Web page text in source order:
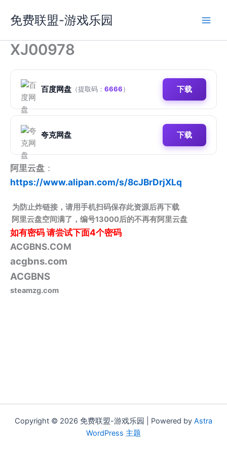
容
免费联盟-游戏乐园
XJ00978
百度网盘 （提取码： 6666） 下载
夸克网盘 下载
阿里云盘 ：
https://www.alipan.com/s/8cJBrDrjXLq
为防止炸链接，请用手机扫码保存此资源后再下载
阿里云盘空间满了，编号13000后的不再有阿里云盘
如有密码请尝试下面4个密码
ACGBNS.COM
acgbns.com
ACGBNS
steamzg.com
Copyright © 2026 免费联盟-游戏乐园 | Powered by Astra
WordPress 主题